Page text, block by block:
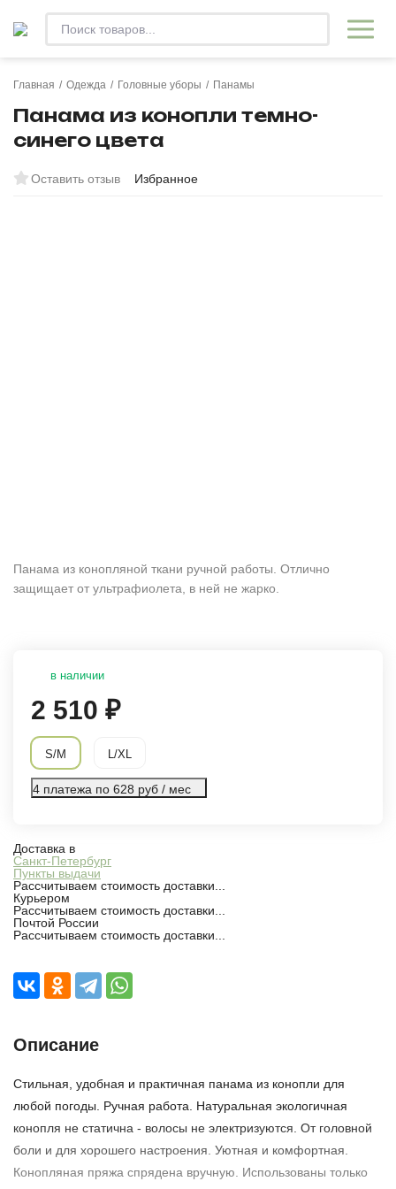
Главная / Одежда / Головные уборы / Панамы
Панама из конопли темно-
синего цвета
Оставить отзыв Избранное
Панама из конопляной ткани ручной работы. Отлично
защищает от ультрафиолета, в ней не жарко.
в наличии
2 510 ₽
S/M L/XL
4 платежа по 628 руб / мес
Доставка в
Санкт-Петербург
Пункты выдачи
Рассчитываем стоимость доставки...
Курьером
Рассчитываем стоимость доставки...
Почтой России
Рассчитываем стоимость доставки...
Описание
Стильная, удобная и практичная панама из конопли для
любой погоды. Ручная работа. Натуральная экологичная
конопля не статична - волосы не электризуются. От головной
боли и для хорошего настроения. Уютная и комфортная.
Конопляная пряжа спрядена вручную. Использованы только